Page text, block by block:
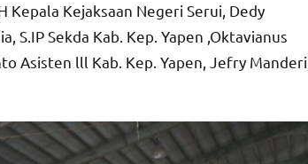
Kepala Kejaksaan Negeri Serui, Dedy
S.IP Sekda Kab. Kep. Yapen ,Oktavianus
Asisten lll Kab. Kep. Yapen, Jefry